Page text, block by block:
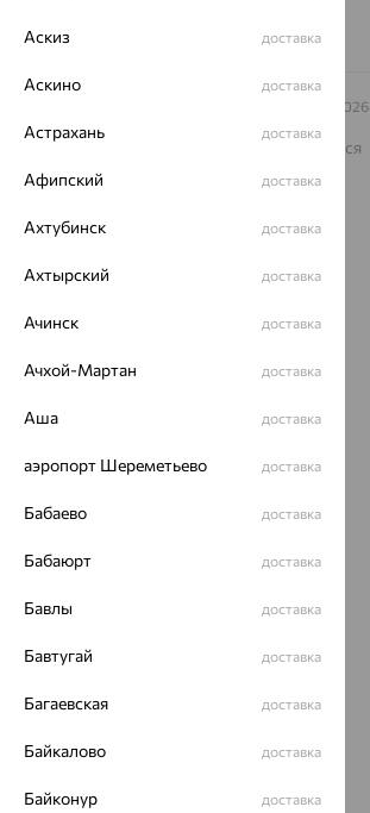
– 2026
Архив акций
На информационном ресурсе применяются
Политика конфеденциальности
Аскиз доставка
Аскино доставка
Астрахань доставка
Афипский доставка
Ахтубинск доставка
Ахтырский доставка
Ачинск доставка
Ачхой-Мартан доставка
Аша доставка
аэропорт Шереметьево доставка
Бабаево доставка
Бабаюрт доставка
Бавлы доставка
Бавтугай доставка
Багаевская доставка
Байкалово доставка
Байконур доставка